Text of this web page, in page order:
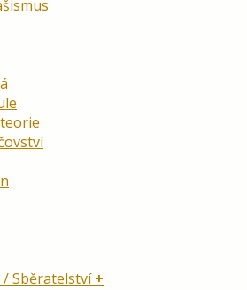
Sběratelství